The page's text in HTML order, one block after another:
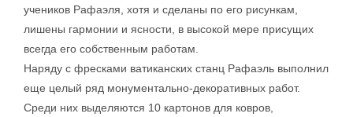
учеников Рафаэля, хотя и сделаны по его рисункам,
лишены гармонии и ясности, в высокой мере присущих
всегда его собственным работам.
Наряду с фресками ватиканских станц Рафаэль выполнил
еще целый ряд монументально-декоративных работ.
Среди них выделяются 10 картонов для ковров,